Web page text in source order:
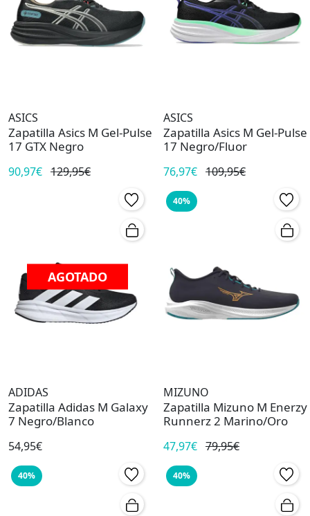
ASICS
Zapatilla Asics M Gel-Pulse
17 GTX Negro
90,97€ 129,95€
ASICS
Zapatilla Asics M Gel-Pulse
17 Negro/Fluor
76,97€ 109,95€
AGOTADO
ADIDAS
Zapatilla Adidas M Galaxy
7 Negro/Blanco
54,95€
40%
MIZUNO
Zapatilla Mizuno M Enerzy
Runnerz 2 Marino/Oro
47,97€ 79,95€
40% 40%